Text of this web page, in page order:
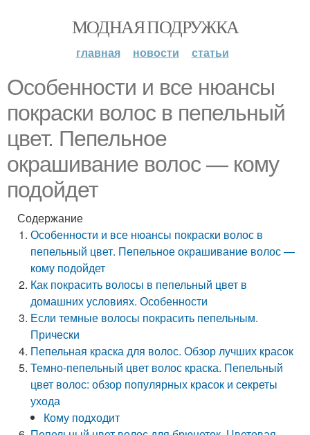
МОДНАЯ ПОДРУЖКА
главная новости статьи
Особенности и все нюансы
покраски волос в пепельный
цвет. Пепельное
окрашивание волос — кому
подойдет
Содержание
Особенности и все нюансы покраски волос в
пепельный цвет. Пепельное окрашивание волос —
кому подойдет
Как покрасить волосы в пепельный цвет в
домашних условиях. Особенности
Если темные волосы покрасить пепельным.
Прически
Пепельная краска для волос. Обзор лучших красок
Темно-пепельный цвет волос краска. Пепельный
цвет волос: обзор популярных красок и секреты
ухода
Кому подходит